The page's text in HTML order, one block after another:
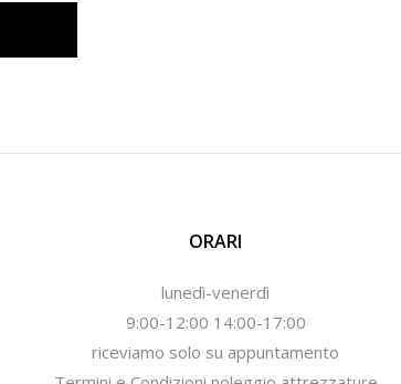
ORARI
lunedì-venerdì
9:00-12:00 14:00-17:00
riceviamo solo su appuntamento